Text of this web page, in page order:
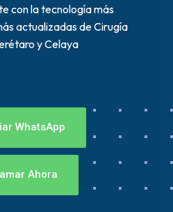
con la tecnología más
actualizadas de Cirugía
y Celaya
WhatsApp
Ahora